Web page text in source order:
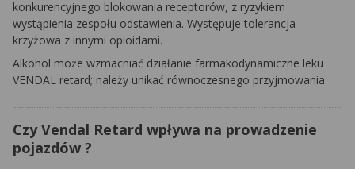
konkurencyjnego blokowania receptorów, z ryzykiem
wystąpienia zespołu odstawienia. Występuje tolerancja
krzyżowa z innymi opioidami.
Alkohol może wzmacniać działanie farmakodynamiczne leku
VENDAL retard; należy unikać równoczesnego przyjmowania.
Czy Vendal Retard wpływa na prowadzenie
pojazdów ?